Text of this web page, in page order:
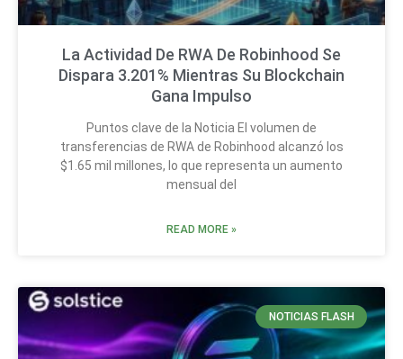
La Actividad De RWA De Robinhood Se
Dispara 3.201% Mientras Su Blockchain
Gana Impulso
Puntos clave de la Noticia El volumen de
transferencias de RWA de Robinhood alcanzó los
$1.65 mil millones, lo que representa un aumento
mensual del
READ MORE »
NOTICIAS FLASH